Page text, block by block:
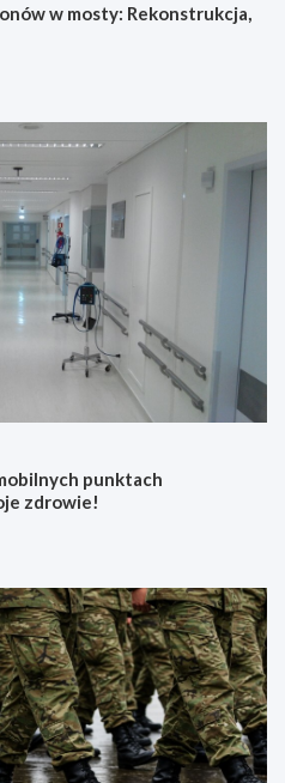
w mosty: Rekonstrukcja,
punktach
zdrowie!